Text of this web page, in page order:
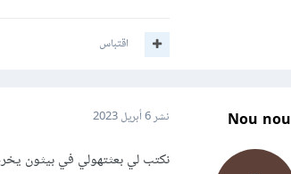
اقتباس
Nou nou نشر6 أبريل 2023
نكتب لي بعثتهولي في بيثون